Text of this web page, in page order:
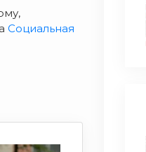
Социальная